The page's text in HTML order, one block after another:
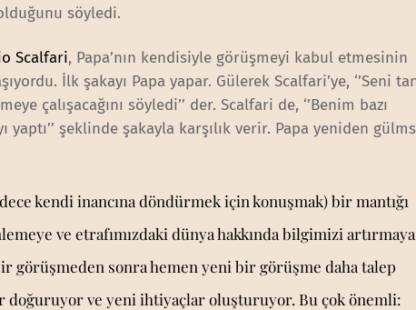
söyledi.
Scalfari, Papa’nın kendisiyle görüşmeyi kabul etmesinin
İlk şakayı Papa yapar. Gülerek Scalfari’ye, ‘’Seni
çalışacağını söyledi’’ der. Scalfari de, ‘’Benim bazı
yaptı’’ şeklinde şakayla karşılık verir. Papa yeniden
kendi inancına döndürmek için konuşmak) bir mantığı
ve etrafımızdaki dünya hakkında bilgimizi artırmaya
görüşmeden sonra hemen yeni bir görüşme daha talep
ve yeni ihtiyaçlar oluşturuyor. Bu çok önemli: